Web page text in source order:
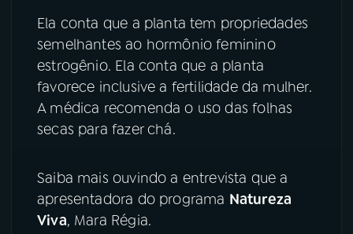
06 VIDEOCASTS
07 ÚLTIMAS
08FESTIVAL DE MÚSICA
ACOMPANHE A RÁDIO NACIONAL
Ela conta que a planta tem propriedades
semelhantes ao hormônio feminino
estrogênio. Ela conta que a planta
favorece inclusive a fertilidade da mulher.
A médica recomenda o uso das folhas
secas para fazer chá.
Saiba mais ouvindo a entrevista que a
apresentadora do programa Natureza
Viva, Mara Régia.